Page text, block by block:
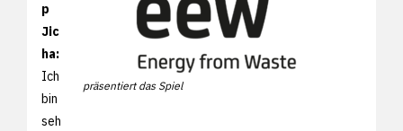
präsentiert das Spiel
p
Jic
ha:
Ich
bin
seh